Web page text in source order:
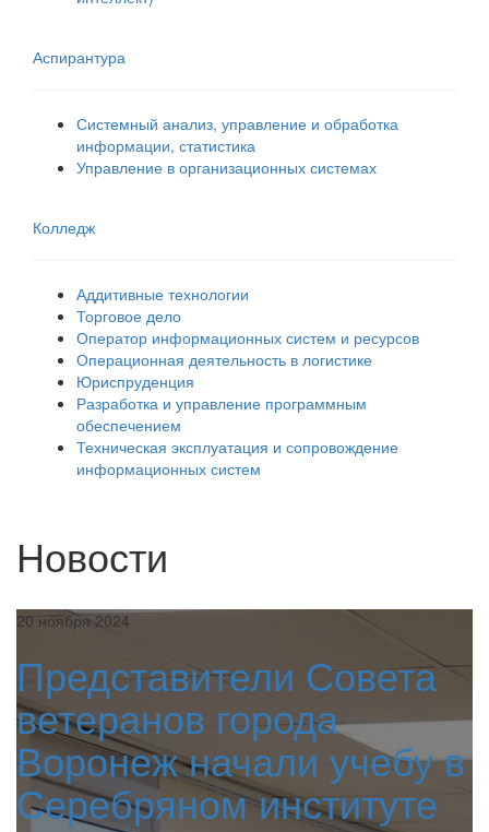
Аспирантура
Системный анализ, управление и обработка
информации, статистика
Управление в организационных системах
Колледж
Аддитивные технологии
Торговое дело
Оператор информационных систем и ресурсов
Операционная деятельность в логистике
Юриспруденция
Разработка и управление программным
обеспечением
Техническая эксплуатация и сопровождение
информационных систем
Новости
20 ноября 2024
Представители Совета
ветеранов города
Воронеж начали учебу в
Серебряном институте